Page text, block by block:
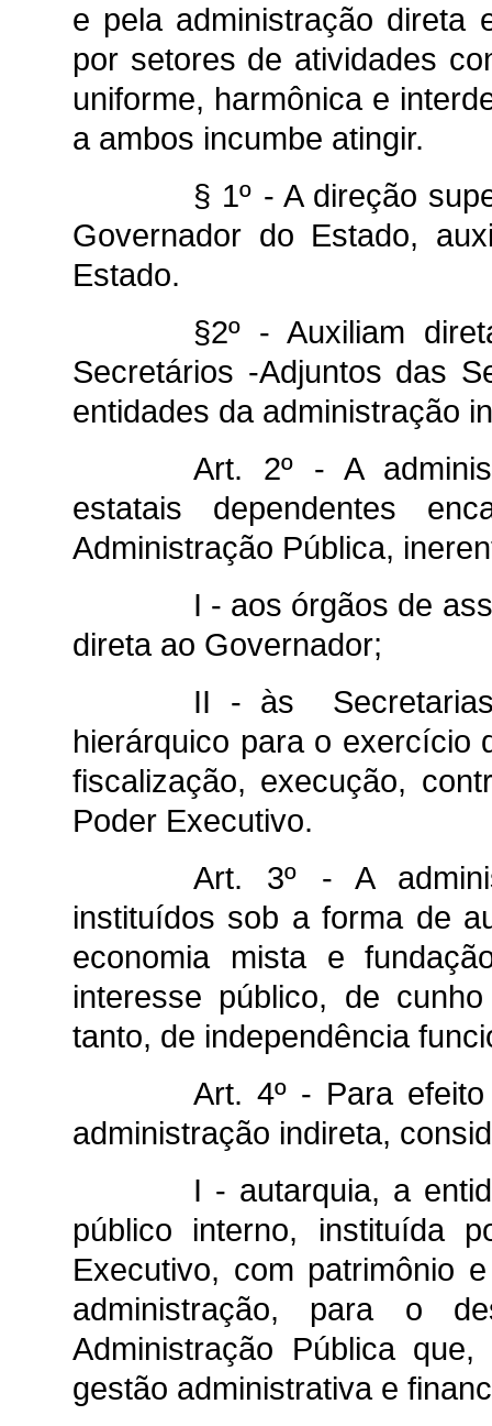
e pela administração direta
por setores de atividades
uniforme, harmônica e
a ambos incumbe atingir.
§ 1º - A direção
Governador do Estado,
Estado.
§2º - Auxiliam
Secretários -Adjuntos das
entidades da administração
Art. 2º - A
estatais dependentes
Administração Pública,
I - aos órgãos de
direta ao Governador;
II - às
hierárquico para o exercício
fiscalização, execução,
Poder Executivo.
Art. 3º - A
instituídos sob a forma de
economia mista e
interesse público, de
tanto, de independência
Art. 4º - Para
administração indireta,
I - autarquia, a
público interno, instituída
Executivo, com patrimônio
administração, para o
Administração Pública
gestão administrativa e